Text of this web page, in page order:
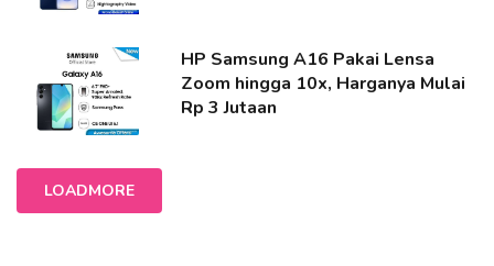
HP Samsung A16 Pakai Lensa
Zoom hingga 10x, Harganya Mulai
Rp 3 Jutaan
LOADMORE